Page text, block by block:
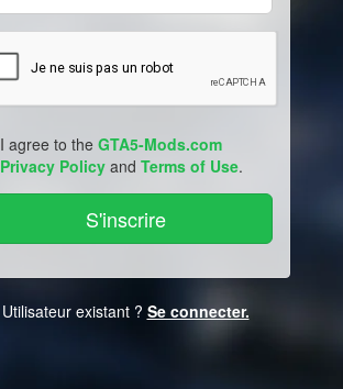
I agree to the GTA5-Mods.com
Privacy Policy and Terms of Use.
Utilisateur existant ? Se connecter.